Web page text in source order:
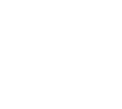
en pasfoto's.